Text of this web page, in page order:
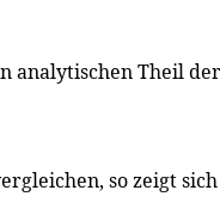
analytischen Theil
so zeigt